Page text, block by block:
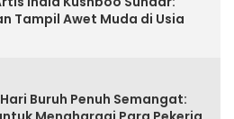
Tampil Awet Muda di Usia
Buruh Penuh Semangat: